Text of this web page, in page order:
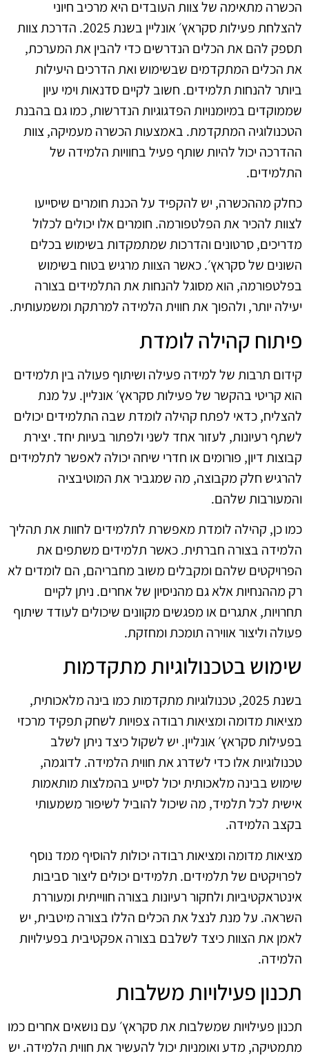
הכשרה מתאימה של צוות העובדים היא מרכיב חיוני
להצלחת פעילות סקראץ׳ אונליין בשנת 2025. הדרכת צוות
תספק להם את הכלים הנדרשים כדי להבין את המערכת,
את הכלים המתקדמים שבשימוש ואת הדרכים היעילות
ביותר להנחות תלמידים. חשוב לקיים סדנאות וימי עיון
שממוקדים במיומנויות הפדגוגיות הנדרשות, כמו גם בהבנת
הטכנולוגיה המתקדמת. באמצעות הכשרה מעמיקה, צוות
ההדרכה יכול להיות שותף פעיל בחוויות הלמידה של
התלמידים.
כחלק מההכשרה, יש להקפיד על הכנת חומרים שיסייעו
לצוות להכיר את הפלטפורמה. חומרים אלו יכולים לכלול
מדריכים, סרטונים והדרכות שמתמקדות בשימוש בכלים
השונים של סקראץ׳. כאשר הצוות מרגיש בטוח בשימוש
בפלטפורמה, הוא מסוגל להנחות את התלמידים בצורה
יעילה יותר, ולהפוך את חווית הלמידה למרתקת ומשמעותית.
פיתוח קהילה לומדת
קידום תרבות של למידה פעילה ושיתוף פעולה בין תלמידים
הוא קריטי בהקשר של פעילות סקראץ׳ אונליין. על מנת
להצליח, כדאי לפתח קהילה לומדת שבה התלמידים יכולים
לשתף רעיונות, לעזור אחד לשני ולפתור בעיות יחד. יצירת
קבוצות דיון, פורומים או חדרי שיחה יכולה לאפשר לתלמידים
להרגיש חלק מקבוצה, מה שמגביר את המוטיבציה
והמעורבות שלהם.
כמו כן, קהילה לומדת מאפשרת לתלמידים לחוות את תהליך
הלמידה בצורה חברתית. כאשר תלמידים משתפים את
הפרויקטים שלהם ומקבלים משוב מחבריהם, הם לומדים לא
רק מההנחיות אלא גם מהניסיון של אחרים. ניתן לקיים
תחרויות, אתגרים או מפגשים מקוונים שיכולים לעודד שיתוף
פעולה וליצור אווירה תומכת ומחזקת.
שימוש בטכנולוגיות מתקדמות
בשנת 2025, טכנולוגיות מתקדמות כמו בינה מלאכותית,
מציאות מדומה ומציאות רבודה צפויות לשחק תפקיד מרכזי
בפעילות סקראץ׳ אונליין. יש לשקול כיצד ניתן לשלב
טכנולוגיות אלו כדי לשדרג את חווית הלמידה. לדוגמה,
שימוש בבינה מלאכותית יכול לסייע בהמלצות מותאמות
אישית לכל תלמיד, מה שיכול להוביל לשיפור משמעותי
בקצב הלמידה.
מציאות מדומה ומציאות רבודה יכולות להוסיף ממד נוסף
לפרויקטים של תלמידים. תלמידים יכולים ליצור סביבות
אינטראקטיביות ולחקור רעיונות בצורה חווייתית ומעוררת
השראה. על מנת לנצל את הכלים הללו בצורה מיטבית, יש
לאמן את הצוות כיצד לשלבם בצורה אפקטיבית בפעילויות
הלמידה.
תכנון פעילויות משלבות
תכנון פעילויות שמשלבות את סקראץ׳ עם נושאים אחרים כמו
מתמטיקה, מדע ואומניות יכול להעשיר את חווית הלמידה. יש